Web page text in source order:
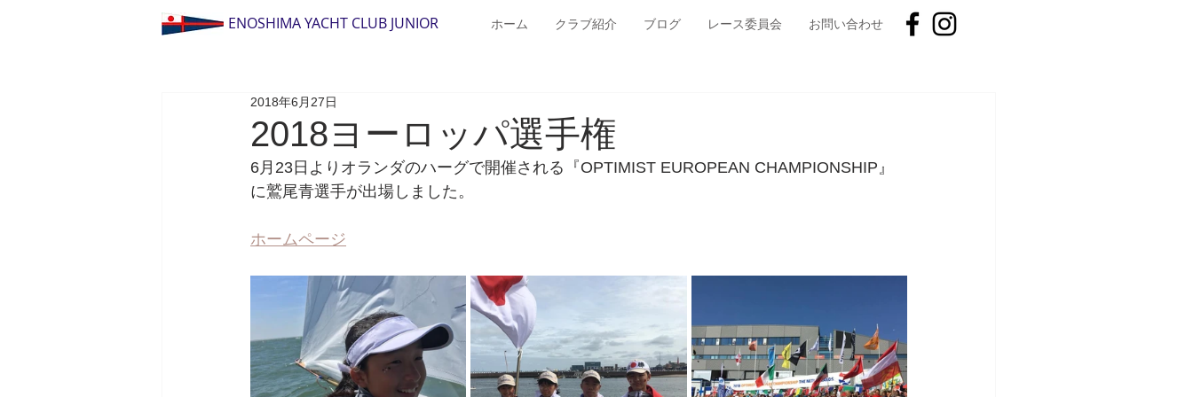
ENOSHIMA YACHT CLUB JUNIOR ホーム クラブ紹介 ブログ レース委員会 お問い合わせ
2018ヨーロッパ選手権
2018年6月27日
6月23日よりオランダのハーグで開催される『OPTIMIST EUROPEAN CHAMPIONSHIP』
に鷲尾青選手が出場しました。
ホームページ